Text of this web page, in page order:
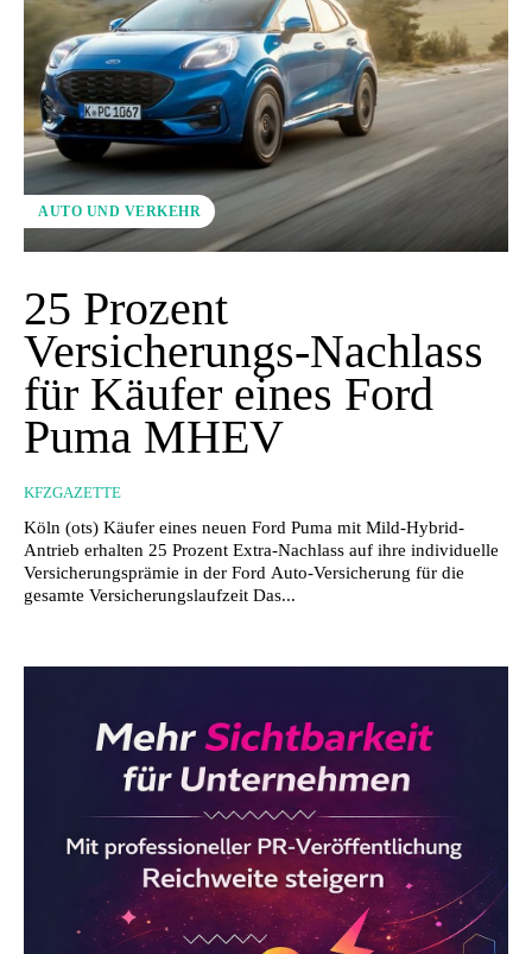
AUTO UND VERKEHR
25 Prozent
Versicherungs-Nachlass
für Käufer eines Ford
Puma MHEV
KFZGAZETTE
Köln (ots) Käufer eines neuen Ford Puma mit Mild-Hybrid-
Antrieb erhalten 25 Prozent Extra-Nachlass auf ihre individuelle
Versicherungsprämie in der Ford Auto-Versicherung für die
gesamte Versicherungslaufzeit Das...